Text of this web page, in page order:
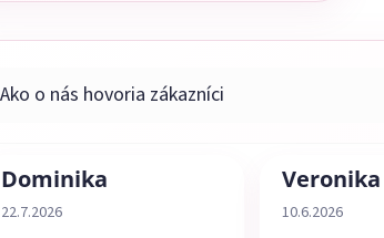
Dominika
Hodnotenie obchodu je 5 z 5 hviezdičiek.
22.7.2026
Veronika
Hodnotenie
10.6.2026